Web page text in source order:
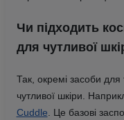
Чи підходить
для чутливої
Так, окремі засоби для
чутливої шкіри.
Cuddle . Це базові